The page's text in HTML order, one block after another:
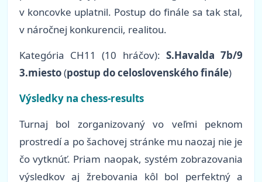
v koncovke uplatnil. Postup do finále sa tak stal,
v náročnej konkurencii, realitou.
Kategória CH11 (10 hráčov): S.Havalda 7b/9
3.miesto(postup do celoslovenského finále)
Výsledky na chess-results
Turnaj bol zorganizovaný vo veľmi peknom
prostredí a po šachovej stránke mu naozaj nie je
čo vytknúť. Priam naopak, systém zobrazovania
výsledkov aj žrebovania kôl bol perfektný a